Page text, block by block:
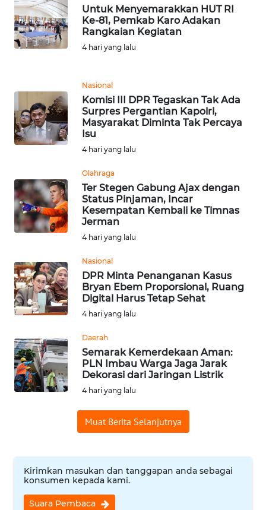
Untuk Menyemarakkan HUT RI
Ke-81, Pemkab Karo Adakan
Rangkaian Kegiatan
4 hari yang lalu
Nasional
Komisi III DPR Tegaskan Tak Ada
Surpres Pergantian Kapolri,
Masyarakat Diminta Tak Percaya
Isu
4 hari yang lalu
Olahraga
Ter Stegen Gabung Ajax dengan
Status Pinjaman, Incar
Kesempatan Kembali ke Timnas
Jerman
4 hari yang lalu
Nasional
DPR Minta Penanganan Kasus
Bryan Ebem Proporsional, Ruang
Digital Harus Tetap Sehat
4 hari yang lalu
Daerah
Semarak Kemerdekaan Aman:
PLN Imbau Warga Jaga Jarak
Dekorasi dari Jaringan Listrik
4 hari yang lalu
Muat Berita Selanjutnya
Kirimkan masukan dan tanggapan anda sebagai
konsumen kepada kami.
Suara Pembaca
SUMEDANG
WN
CIANJUR
KEPULAUAN
SERIBU
WN
WN
BINJAI
WN
WN
INDRAMAYU
WN
WN
MAJALENGKA
SUKABUMI
PURWAKARTA